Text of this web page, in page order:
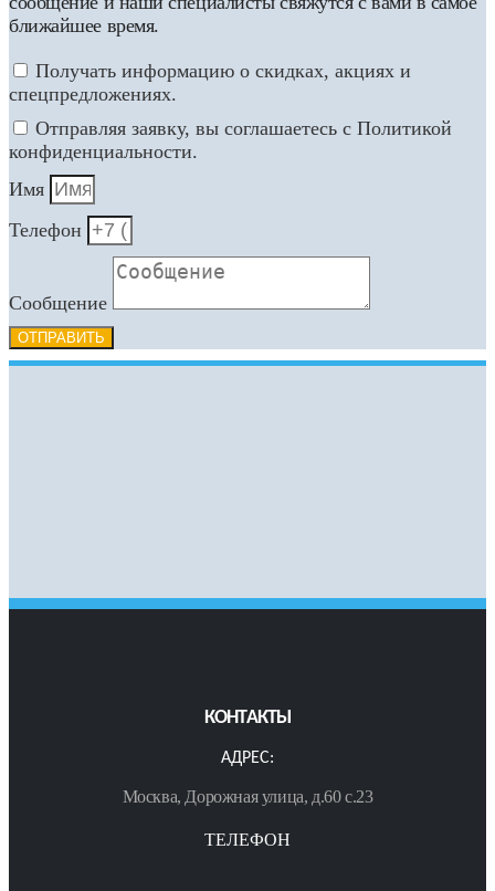
ближайшее время.
Получать информацию о скидках, акциях и
спецпредложениях.
Отправляя заявку, вы соглашаетесь с Политикой
конфиденциальности.
Имя
Телефон
Сообщение
ОТПРАВИТЬ
КОНТАКТЫ
АДРЕС:
Москва, Дорожная улица, д.60 с.23
ТЕЛЕФОН